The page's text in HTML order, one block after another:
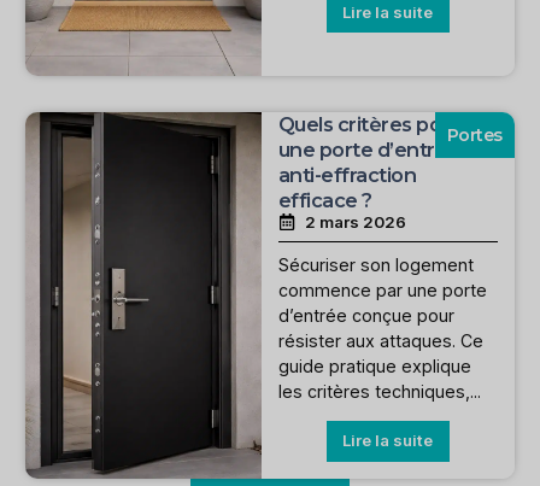
Lire la suite
Portes
Quels critères pour
une porte d’entrée
anti-effraction
efficace ?
2 mars 2026
Sécuriser son logement
commence par une porte
d’entrée conçue pour
résister aux attaques. Ce
guide pratique explique
les critères techniques,...
Lire la suite